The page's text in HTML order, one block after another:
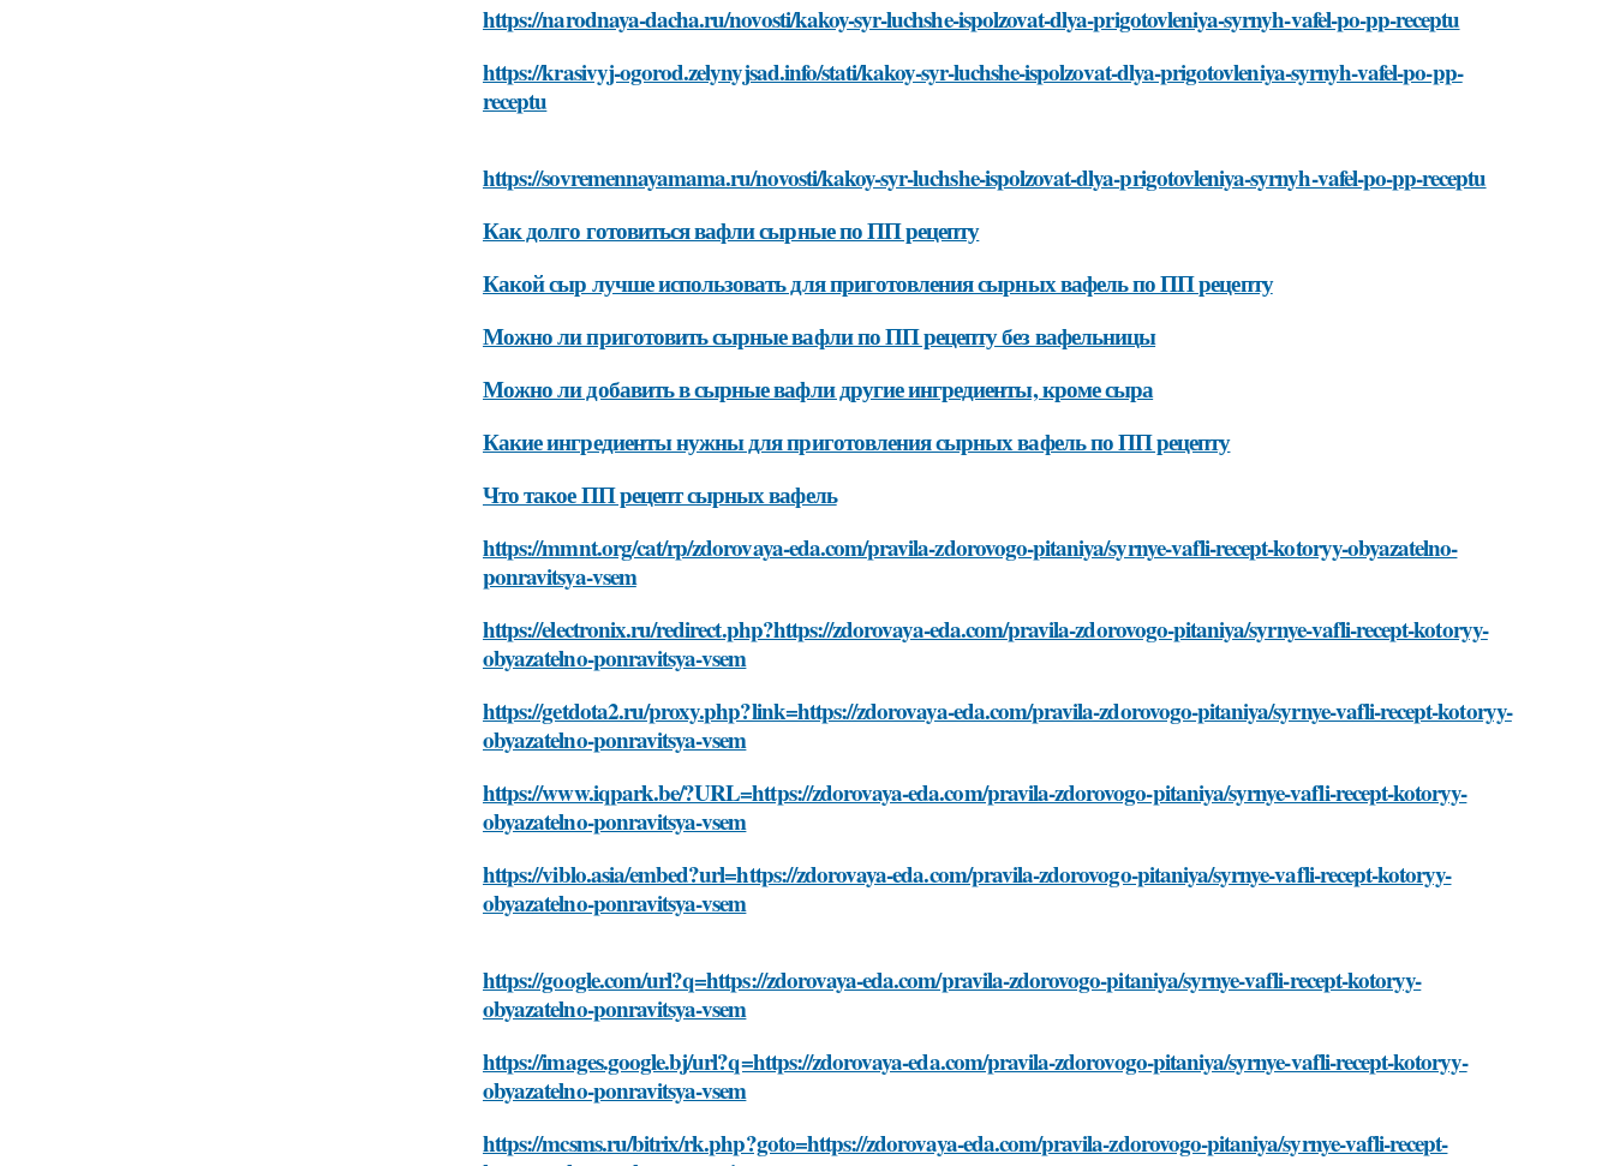
https://narodnaya-dacha.ru/novosti/kakoy-syr-luchshe-ispolzovat-dlya-prigotovleniya-syrnyh-vafel-po-pp-receptu
https://krasivyj-ogorod.zelynyjsad.info/stati/kakoy-syr-luchshe-ispolzovat-dlya-prigotovleniya-syrnyh-vafel-po-pp-
receptu
https://sovremennayamama.ru/novosti/kakoy-syr-luchshe-ispolzovat-dlya-prigotovleniya-syrnyh-vafel-po-pp-receptu
Как долго готовиться вафли сырные по ПП рецепту
Какой сыр лучше использовать для приготовления сырных вафель по ПП рецепту
Можно ли приготовить сырные вафли по ПП рецепту без вафельницы
Можно ли добавить в сырные вафли другие ингредиенты, кроме сыра
Какие ингредиенты нужны для приготовления сырных вафель по ПП рецепту
Что такое ПП рецепт сырных вафель
https://mmnt.org/cat/rp/zdorovaya-eda.com/pravila-zdorovogo-pitaniya/syrnye-vafli-recept-kotoryy-obyazatelno-
ponravitsya-vsem
https://electronix.ru/redirect.php?https://zdorovaya-eda.com/pravila-zdorovogo-pitaniya/syrnye-vafli-recept-kotoryy-
obyazatelno-ponravitsya-vsem
https://getdota2.ru/proxy.php?link=https://zdorovaya-eda.com/pravila-zdorovogo-pitaniya/syrnye-vafli-recept-kotoryy-
obyazatelno-ponravitsya-vsem
https://www.iqpark.be/?URL=https://zdorovaya-eda.com/pravila-zdorovogo-pitaniya/syrnye-vafli-recept-kotoryy-
obyazatelno-ponravitsya-vsem
https://viblo.asia/embed?url=https://zdorovaya-eda.com/pravila-zdorovogo-pitaniya/syrnye-vafli-recept-kotoryy-
obyazatelno-ponravitsya-vsem
https://google.com/url?q=https://zdorovaya-eda.com/pravila-zdorovogo-pitaniya/syrnye-vafli-recept-kotoryy-
obyazatelno-ponravitsya-vsem
https://images.google.bj/url?q=https://zdorovaya-eda.com/pravila-zdorovogo-pitaniya/syrnye-vafli-recept-kotoryy-
obyazatelno-ponravitsya-vsem
https://mcsms.ru/bitrix/rk.php?goto=https://zdorovaya-eda.com/pravila-zdorovogo-pitaniya/syrnye-vafli-recept-